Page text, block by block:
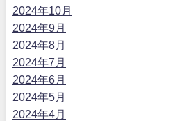
2024年10月
2024年9月
2024年8月
2024年7月
2024年6月
2024年5月
2024年4月